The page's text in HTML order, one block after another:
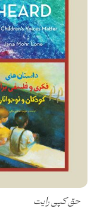
حق کپی رایت